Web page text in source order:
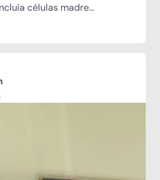
células madre
péptidos, nutracéuticos
espinal. Al final de la primera
significativas tanto en mi
Por primera vez en
vibrante, esperanzada y
LMI».